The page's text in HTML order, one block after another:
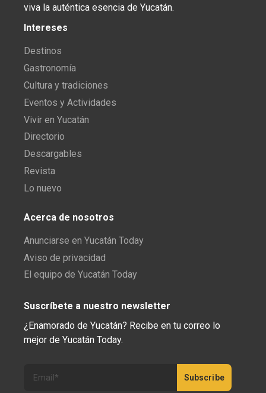
viva la auténtica esencia de Yucatán.
Intereses
Destinos
Gastronomía
Cultura y tradiciones
Eventos y Actividades
Vivir en Yucatán
Directorio
Descargables
Revista
Lo nuevo
Acerca de nosotros
Anunciarse en Yucatán Today
Aviso de privacidad
El equipo de Yucatán Today
Suscríbete a nuestro newsletter
¿Enamorado de Yucatán? Recibe en tu correo lo
mejor de Yucatán Today.